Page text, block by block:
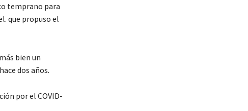
temprano para
que propuso el
bien un
dos años.
por el COVID-